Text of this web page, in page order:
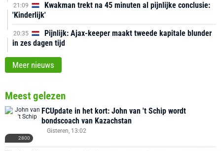
21:09
Kwakman trekt na 45 minuten al pijnlijke conclusie:
'Kinderlijk'
20:35
Pijnlijk: Ajax-keeper maakt tweede kapitale blunder
in zes dagen tijd
Meer nieuws
Meest gelezen
2800
FCUpdate in het kort: John van 't Schip wordt
bondscoach van Kazachstan
Gisteren, 13:02